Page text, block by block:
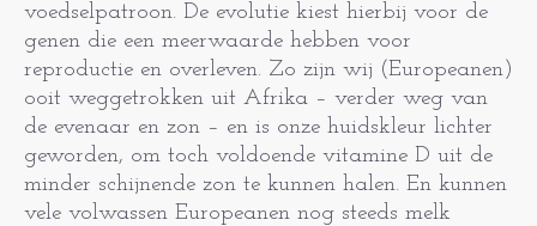
voedselpatroon. De evolutie kiest hierbij voor de
genen die een meerwaarde hebben voor
reproductie en overleven. Zo zijn wij (Europeanen)
ooit weggetrokken uit Afrika – verder weg van
de evenaar en zon – en is onze huidskleur lichter
geworden, om toch voldoende vitamine D uit de
minder schijnende zon te kunnen halen. En kunnen
vele volwassen Europeanen nog steeds melk